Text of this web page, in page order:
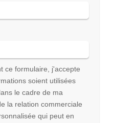
ce formulaire, j'accepte
soient utilisées
le cadre de ma
la relation commerciale
qui peut en